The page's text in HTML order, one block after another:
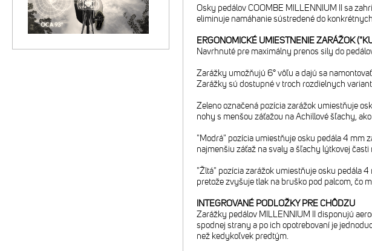
Osky pedálov COOMBE MILLENNIUM II sa
eliminuje namáhanie sústredené do
ERGONOMICKÉ UMIESTNENIE ZARÁŽOK
Navrhnuté pre maximálny prenos sily do
Zarážky umožňujú 6° vôľu a dajú sa
Zarážky sú dostupné v troch rozdielnych
Zeleno označená pozícia zarážok umiestňuje
nohy s menšou záťažou na Achillové šľachy,
"Modrá" pozícia umiestňuje osku pedála 4 mm
najmenšiu záťaž na svaly a šľachy lýtkovej časti
"Žltá" pozícia zarážok umiestňuje osku pedála
pretože zvyšuje tlak na bruško pod palcom, čo
INTEGROVANÉ PODLOŽKY PRE CHÔDZU
Zarážky pedálov MILLENNIUM II disponujú
spodnej strany a po ich opotrebovaní je
než kedykoľvek predtým.